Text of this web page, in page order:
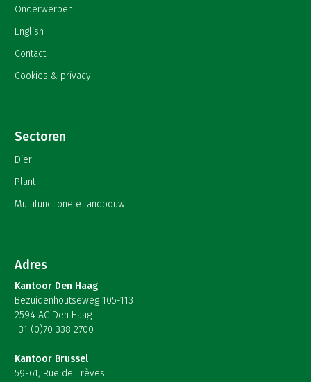
Onderwerpen
English
Contact
Cookies & privacy
Sectoren
Dier
Plant
Multifunctionele landbouw
Adres
Kantoor Den Haag
Bezuidenhoutseweg 105-113
2594 AC Den Haag
+31 (0)70 338 2700
Kantoor Brussel
59-61, Rue de Trèves